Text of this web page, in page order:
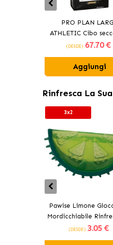
PRO PLAN
ATHLETIC Cibo
cani con pollo
(DESDE) 67.70 €
Aggiungi
Rinfresca La
3x2
Pawise Limone
Mordicchiabile
per Cani 12 cm
(DESDE) 3.05 €